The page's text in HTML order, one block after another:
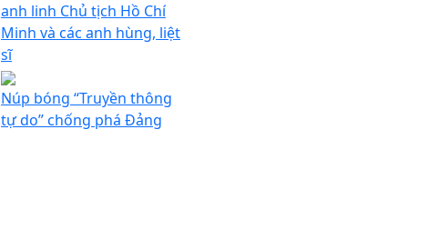
anh linh Chủ tịch Hồ Chí
Minh và các anh hùng, liệt
sĩ
Núp bóng “Truyền thông
tự do” chống phá Đảng